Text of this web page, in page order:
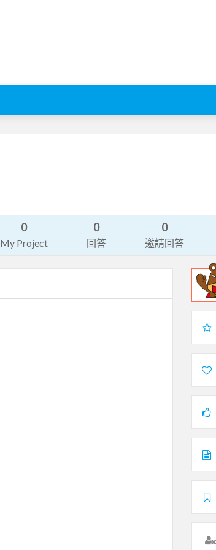
0
My Project
0
回答
0
邀請回答